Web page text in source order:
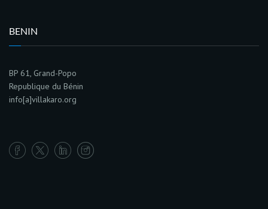
BENIN
BP 61, Grand-Popo
Republique du Bénin
info[a]villakaro.org